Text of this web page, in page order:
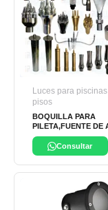
Luces para
pisos
BOQUILLA PARA
PILETA,FUENTE DE
Y LUCES
Consultar